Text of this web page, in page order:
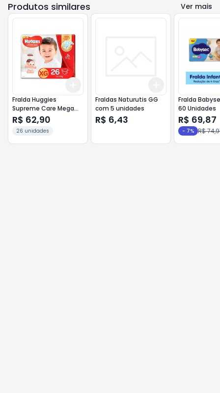
Produtos similares Ver mais
Fralda Huggies
Supreme Care Mega
XG 26 Unidades
R$ 62,90
26 unidades
+5 +10
Fraldas Naturutis GG
com 5 unidades
R$ 6,43
Fralda
60 Unidades
R$ 69,87
- 7% R$